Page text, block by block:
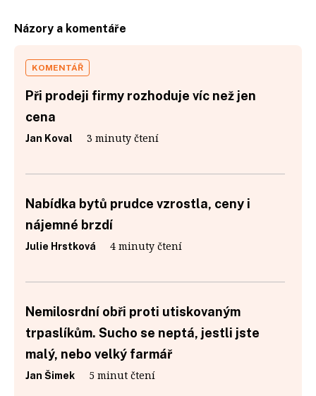
Názory a komentáře
KOMENTÁŘ
Při prodeji firmy rozhoduje víc než jen
cena
Jan Koval 3 minuty čtení
Nabídka bytů prudce vzrostla, ceny i
nájemné brzdí
Julie Hrstková 4 minuty čtení
Nemilosrdní obři proti utiskovaným
trpaslíkům. Sucho se neptá, jestli jste
malý, nebo velký farmář
Jan Šimek 5 minut čtení